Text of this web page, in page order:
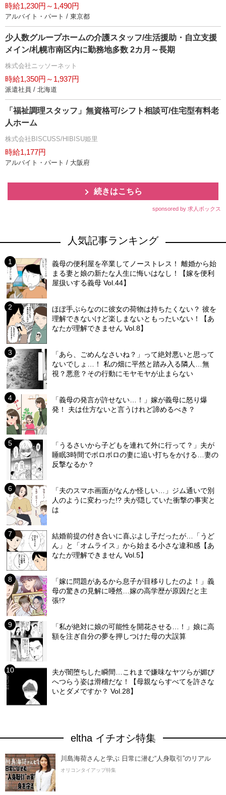
時給1,230円～1,490円
アルバイト・パート / 東京都
少人数グループホームの介護スタッフ/生活援助・自立支援
メイン/札幌市南区内に勤務地多数 2カ月～長期
株式会社ニッソーネット
時給1,350円～1,937円
派遣社員 / 北海道
「福祉調理スタッフ」無資格可/シフト相談可/住宅型有料老
人ホーム
株式会社BISCUSS/HIBISU姫里
時給1,177円
アルバイト・パート / 大阪府
続きはこちら
sponsored by 求人ボックス
人気記事ランキング
義母の便利屋を卒業してノーストレス！ 離婚から始
まる妻と娘の新たな人生に悔いはなし！【嫁を便利
屋扱いする義母 Vol.44】
ほぼ手ぶらなのに彼女の荷物は持ちたくない？ 彼を
理解できないけど楽しまないともったいない！【あ
なたが理解できません Vol.8】
「あら、ごめんなさいね？」って絶対悪いと思って
ないでしょ…！ 私の畑に平然と踏み入る隣人…無
視？悪意？その行動にモヤモヤが止まらない
「義母の発言が許せない…！」嫁が義母に怒り爆
発！ 夫は仕方ないと言うけれど諦めるべき？
「うるさいから子どもを連れて外に行って？」夫が
睡眠3時間でボロボロの妻に追い打ちをかける…妻の
反撃なるか？
「夫のスマホ画面がなんか怪しい…」ジム通いで別
人のように変わった!? 夫が隠していた衝撃の事実と
は
結婚前提の付き合いに喜ぶよし子だったが…「うど
ん」と「オムライス」から始まる小さな違和感【あ
なたが理解できません Vol.5】
「嫁に問題があるから息子が目移りしたのよ！」義
母の驚きの見解に唖然…嫁の高学歴が原因だと主
張!?
「私が絶対に娘の可能性を開花させる…！」娘に高
額を注ぎ自分の夢を押しつけた母の大誤算
夫が闇堕ちした瞬間…これまで嫌味なヤツらが媚び
へつらう姿は滑稽だな！【母親ならすべてを許さな
いとダメですか？ Vol.28】
eltha イチオシ特集
川島海荷さんと学ぶ 日常に潜む“人身取引”のリアル
オリコンタイアップ特集